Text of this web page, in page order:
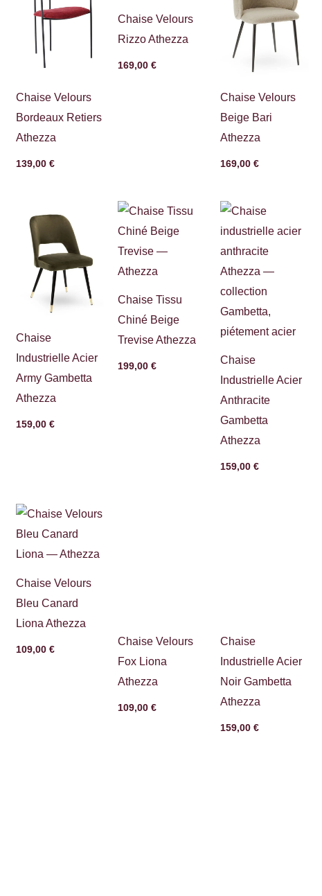
Chaise Velours
Bordeaux Retiers
Athezza
139,00 €
Chaise Velours
Rizzo Athezza
169,00€
Chaise Velours
Beige Bari
Athezza
169,00€
Chaise
Industrielle Acier
Army Gambetta
Athezza
159,00 €
Chaise Tissu
Chiné Beige
Trevise Athezza
199,00€
Chaise
Industrielle Acier
Anthracite
Gambetta
Athezza
159,00€
Chaise Velours
Bleu Canard
Liona Athezza
109,00 €
Chaise Velours
Fox Liona
Athezza
109,00€
Chaise
Industrielle Acier
Noir Gambetta
Athezza
159,00€